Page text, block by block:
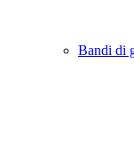
Bandi di